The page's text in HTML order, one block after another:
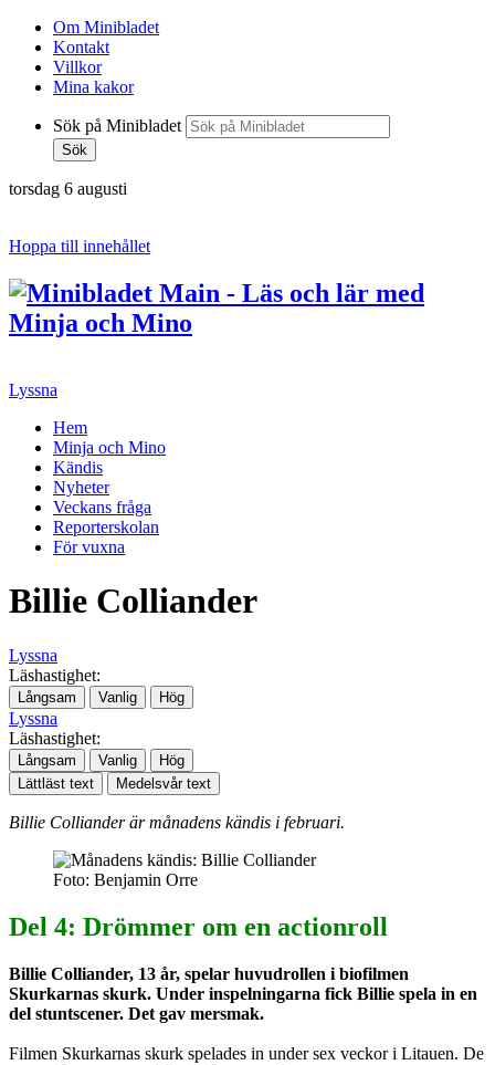
Om Minibladet
Kontakt
Villkor
Mina kakor
Sök på Minibladet
Sök
torsdag 6 augusti
Hoppa till innehållet
Lyssna
Hem
Minja och Mino
Kändis
Nyheter
Veckans fråga
Reporterskolan
För vuxna
Billie Colliander
Lyssna
Läshastighet:
Långsam Vanlig Hög
Lyssna
Läshastighet:
Långsam Vanlig
Hög
Lättläst text
Medelsvår text
Billie Colliander är månadens kändis i februari.
Foto: Benjamin Orre
Del 4: Drömmer om en actionroll
Billie Colliander, 13 år, spelar huvudrollen i biofilmen
Skurkarnas skurk. Under inspelningarna fick Billie spela in en
del stuntscener. Det gav mersmak.
Filmen Skurkarnas skurk spelades in under sex veckor i Litauen. De